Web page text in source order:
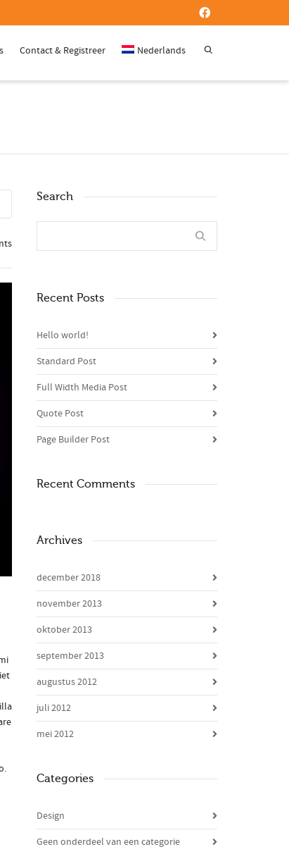
Contact & Registreer Nederlands
Search
Recent Posts
Hello world!
Standard Post
Full Width Media Post
Quote Post
Page Builder Post
Recent Comments
Archives
december 2018
november 2013
oktober 2013
september 2013
augustus 2012
juli 2012
mei 2012
Categories
Design
Geen onderdeel van een categorie